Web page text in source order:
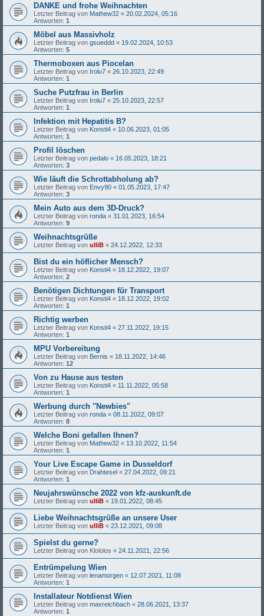
DANKE und frohe Weihnachten
Letzter Beitrag von Mathew32 « 20.02.2024, 05:16
Antworten: 1
Möbel aus Massivholz
Letzter Beitrag von gsueddd « 19.02.2024, 10:53
Antworten: 5
Thermoboxen aus Piocelan
Letzter Beitrag von Irolu7 « 26.10.2023, 22:49
Antworten: 1
Suche Putzfrau in Berlin
Letzter Beitrag von Irolu7 « 25.10.2023, 22:57
Antworten: 1
Infektion mit Hepatitis B?
Letzter Beitrag von Konsti4 « 10.06.2023, 01:05
Antworten: 1
Profil löschen
Letzter Beitrag von pedalo « 16.05.2023, 18:21
Antworten: 3
Wie läuft die Schrottabholung ab?
Letzter Beitrag von Envy90 « 01.05.2023, 17:47
Antworten: 3
Mein Auto aus dem 3D-Druck?
Letzter Beitrag von ronda « 31.01.2023, 16:54
Antworten: 9
Weihnachtsgrüße
Letzter Beitrag von ulliB « 24.12.2022, 12:33
Bist du ein höflicher Mensch?
Letzter Beitrag von Konsti4 « 18.12.2022, 19:07
Antworten: 2
Benötigen Dichtungen für Transport
Letzter Beitrag von Konsti4 « 18.12.2022, 19:02
Antworten: 1
Richtig werben
Letzter Beitrag von Konsti4 « 27.11.2022, 19:15
Antworten: 1
MPU Vorbereitung
Letzter Beitrag von Bernis « 18.11.2022, 14:46
Antworten: 12
Von zu Hause aus testen
Letzter Beitrag von Konsti4 « 11.11.2022, 05:58
Antworten: 1
Werbung durch "Newbies"
Letzter Beitrag von ronda « 08.11.2022, 09:07
Antworten: 8
Welche Boni gefallen Ihnen?
Letzter Beitrag von Mathew32 « 13.10.2022, 11:54
Antworten: 1
Your Live Escape Game in Dusseldorf
Letzter Beitrag von Drahtesel « 27.04.2022, 09:21
Antworten: 1
Neujahrswünsche 2022 von kfz-auskunft.de
Letzter Beitrag von ulliB « 19.01.2022, 08:45
Liebe Weihnachtsgrüße an unsere User
Letzter Beitrag von ulliB « 23.12.2021, 09:08
Spielst du gerne?
Letzter Beitrag von Klololos « 24.11.2021, 22:56
Entrümpelung Wien
Letzter Beitrag von lenamorgen « 12.07.2021, 11:08
Antworten: 1
Installateur Notdienst Wien
Letzter Beitrag von maxreichbach « 28.06.2021, 13:37
Antworten: 1